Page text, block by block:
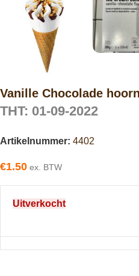
Vanille Chocolade
THT: 01-09-2022
Artikelnummer: 4402
€1.50 ex. BTW
Uitverkocht